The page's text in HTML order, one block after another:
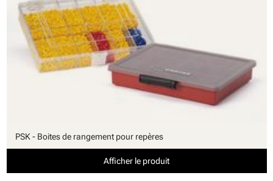
PSK - Boites de rangement pour repères
Afficher le produit